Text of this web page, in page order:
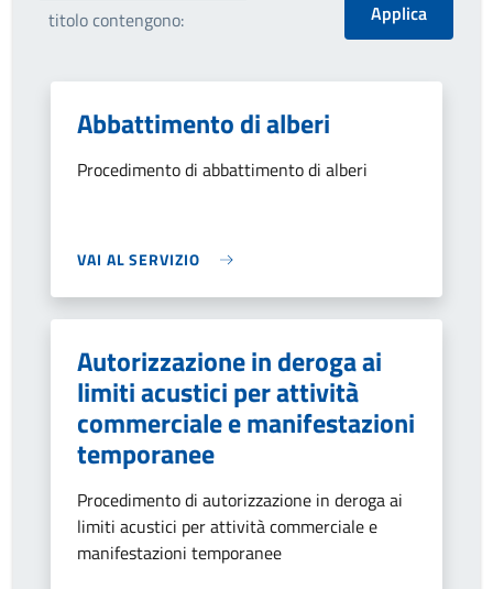
titolo contengono:
Abbattimento di alberi
Procedimento di abbattimento di alberi
VAI AL SERVIZIO
Autorizzazione in deroga ai
limiti acustici per attività
commerciale e manifestazioni
temporanee
Procedimento di autorizzazione in deroga ai
limiti acustici per attività commerciale e
manifestazioni temporanee